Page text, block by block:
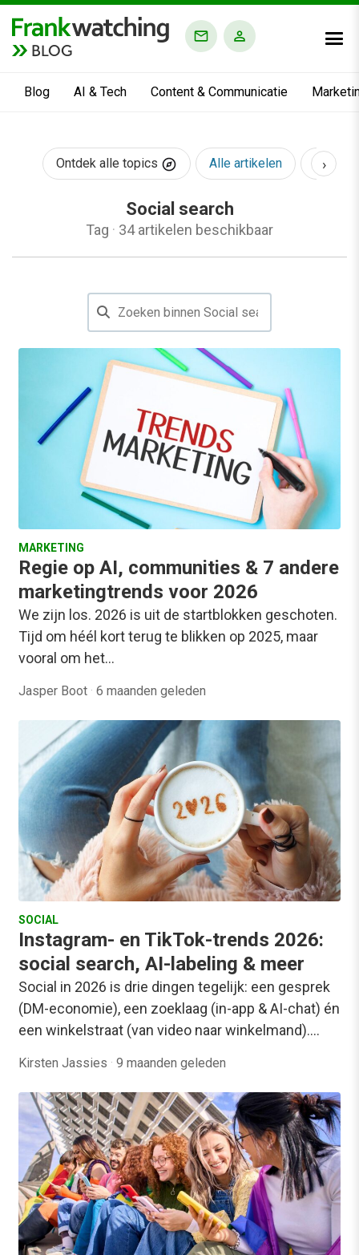
BLOG
Blog AI & Tech Content & Communicatie
Ontdek alle topics Alle artikelen AI &
›
Social search
Tag · 34 artikelen beschikbaar
MARKETING
Regie op AI, communities & 7 andere
marketingtrends voor 2026
We zijn los. 2026 is uit de startblokken geschoten.
Tijd om héél kort terug te blikken op 2025, maar
vooral om het…
Jasper Boot · 6 maanden geleden
SOCIAL
Instagram- en TikTok-trends 2026:
social search, AI-labeling & meer
Social in 2026 is drie dingen tegelijk: een gesprek
(DM-economie), een zoeklaag (in-app & AI-chat) én
een winkelstraat (van video naar winkelmand).…
Kirsten Jassies · 9 maanden geleden